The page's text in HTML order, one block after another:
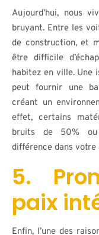
Aujourd’hui, nous
bruyant. Entre les
de construction, et
être difficile
habitez en ville. Une
peut fournir une
créant un
effet, certains
bruits de 50% ou
différence dans
5.
paix
Enfin, l’une des